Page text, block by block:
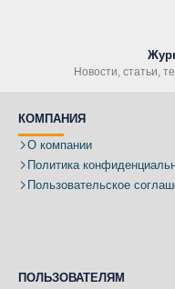
Новости, статьи,
КОМПАНИЯ
О компании
Политика
Пользовательское
ПОЛЬЗОВАТЕЛЯМ